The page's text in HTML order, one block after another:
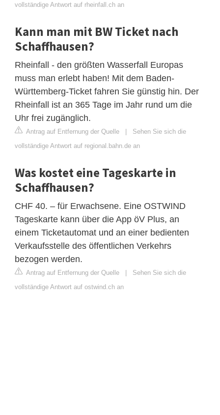
vollständige Antwort auf rheinfall.ch an
Kann man mit BW Ticket nach
Schaffhausen?
Rheinfall - den größten Wasserfall Europas
muss man erlebt haben! Mit dem Baden-
Württemberg-Ticket fahren Sie günstig hin. Der
Rheinfall ist an 365 Tage im Jahr rund um die
Uhr frei zugänglich.
Antrag auf Entfernung der Quelle | Sehen Sie sich die
vollständige Antwort auf regional.bahn.de an
Was kostet eine Tageskarte in
Schaffhausen?
CHF 40. – für Erwachsene. Eine OSTWIND
Tageskarte kann über die App öV Plus, an
einem Ticketautomat und an einer bedienten
Verkaufsstelle des öffentlichen Verkehrs
bezogen werden.
Antrag auf Entfernung der Quelle | Sehen Sie sich die
vollständige Antwort auf ostwind.ch an